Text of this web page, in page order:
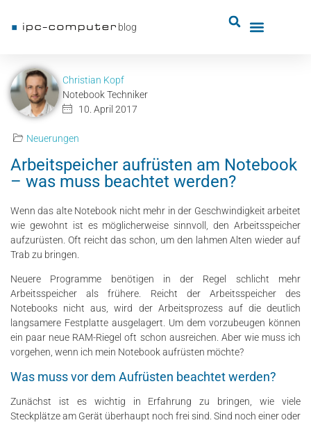
blog
Christian Kopf
Notebook Techniker
10. April 2017
Neuerungen
Arbeitspeicher aufrüsten am Notebook
– was muss beachtet werden?
Wenn das alte Notebook nicht mehr in der Geschwindigkeit arbeitet
wie gewohnt ist es möglicherweise sinnvoll, den Arbeitsspeicher
aufzurüsten. Oft reicht das schon, um den lahmen Alten wieder auf
Trab zu bringen.
Neuere Programme benötigen in der Regel schlicht mehr
Arbeitsspeicher als frühere. Reicht der Arbeitsspeicher des
Notebooks nicht aus, wird der Arbeitsprozess auf die deutlich
langsamere Festplatte ausgelagert. Um dem vorzubeugen können
ein paar neue RAM-Riegel oft schon ausreichen. Aber wie muss ich
vorgehen, wenn ich mein Notebook aufrüsten möchte?
Was muss vor dem Aufrüsten beachtet werden?
Zunächst ist es wichtig in Erfahrung zu bringen, wie viele
Steckplätze am Gerät überhaupt noch frei sind. Sind noch einer oder